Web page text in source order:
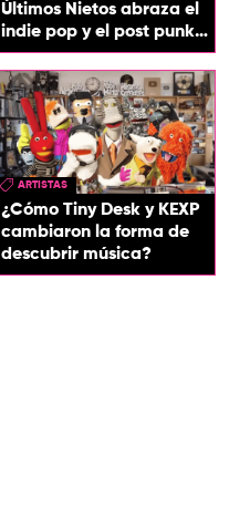
Últimos Nietos abraza el
indie pop y el post punk
en su nuevo EP
ARTISTAS
¿Cómo Tiny Desk y KEXP
cambiaron la forma de
descubrir música?